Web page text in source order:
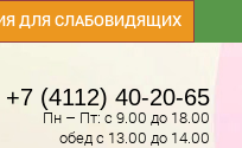
ДЛЯ СЛАБОВИДЯЩИХ
+7 (4112) 40-20-65
Пн – Пт: с 9.00 до 18.00
обед с 13.00 до 14.00